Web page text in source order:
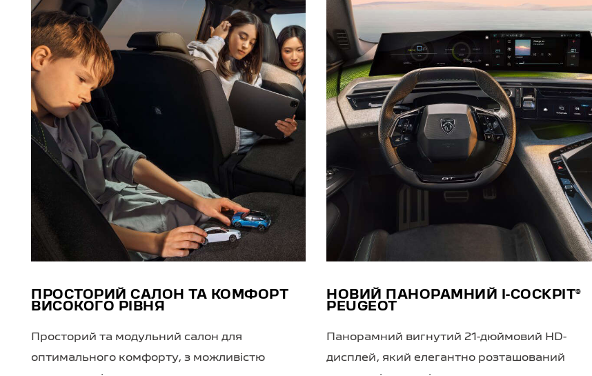
ПРОСТОРИЙ САЛОН ТА КОМФОРТ
ВИСОКОГО РІВНЯ
Просторий та модульний салон для
оптимального комфорту, з можливістю
НОВИЙ ПАНОРАМНИЙ I-COCKPIT®
PEUGEOT
Панорамний вигнутий 21-дюймовий HD-
дисплей, який елегантно розташований